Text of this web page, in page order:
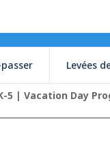
Levées
5 | Vacation Day